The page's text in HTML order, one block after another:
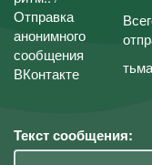
Текст сообщения: